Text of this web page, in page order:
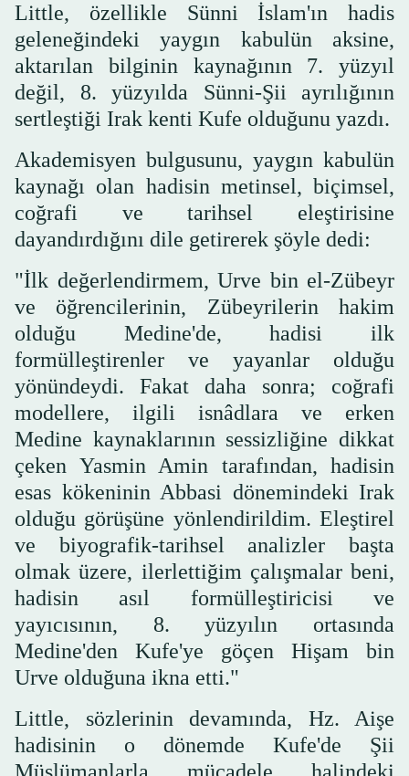
Little, özellikle Sünni İslam'ın hadis
geleneğindeki yaygın kabulün aksine,
aktarılan bilginin kaynağının 7. yüzyıl
değil, 8. yüzyılda Sünni-Şii ayrılığının
sertleştiği Irak kenti Kufe olduğunu yazdı.
Akademisyen bulgusunu, yaygın kabulün
kaynağı olan hadisin metinsel, biçimsel,
coğrafi ve tarihsel eleştirisine
dayandırdığını dile getirerek şöyle dedi:
"İlk değerlendirmem, Urve bin el-Zübeyr
ve öğrencilerinin, Zübeyrilerin hakim
olduğu Medine'de, hadisi ilk
formülleştirenler ve yayanlar olduğu
yönündeydi. Fakat daha sonra; coğrafi
modellere, ilgili isnâdlara ve erken
Medine kaynaklarının sessizliğine dikkat
çeken Yasmin Amin tarafından, hadisin
esas kökeninin Abbasi dönemindeki Irak
olduğu görüşüne yönlendirildim. Eleştirel
ve biyografik-tarihsel analizler başta
olmak üzere, ilerlettiğim çalışmalar beni,
hadisin asıl formülleştiricisi ve
yayıcısının, 8. yüzyılın ortasında
Medine'den Kufe'ye göçen Hişam bin
Urve olduğuna ikna etti."
Little, sözlerinin devamında, Hz. Aişe
hadisinin o dönemde Kufe'de Şii